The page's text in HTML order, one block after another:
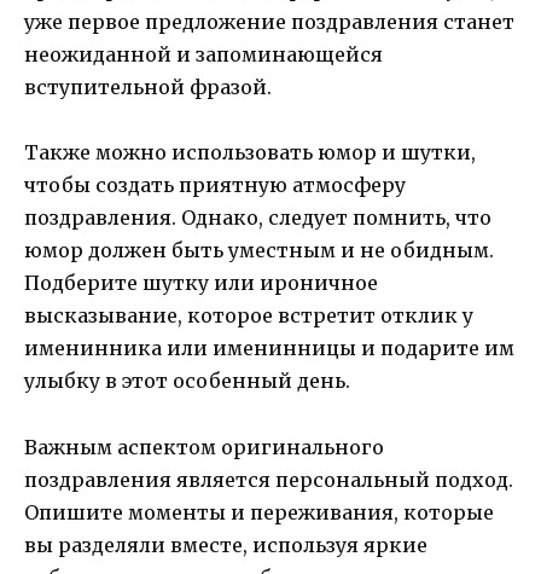
уже первое предложение поздравления станет
неожиданной и запоминающейся
вступительной фразой.
Также можно использовать юмор и шутки,
чтобы создать приятную атмосферу
поздравления. Однако, следует помнить, что
юмор должен быть уместным и не обидным.
Подберите шутку или ироничное
высказывание, которое встретит отклик у
именинника или именинницы и подарите им
улыбку в этот особенный день.
Важным аспектом оригинального
поздравления является персональный подход.
Опишите моменты и переживания, которые
вы разделяли вместе, используя яркие